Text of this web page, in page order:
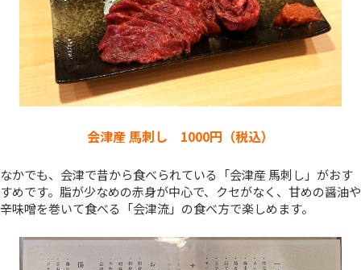
会津産 馬刺し 1000円（税込）
なかでも、会津で昔から食べられている「会津産 馬刺し」がおす
すめです。脂が少なめの赤身が中心で、クセがなく、甘めの醤油や
辛味噌を巻いて食べる「会津流」の食べ方で楽しめます。